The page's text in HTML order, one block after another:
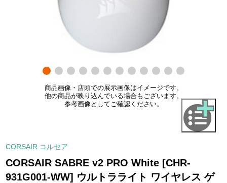
商品画像・店頭での展示画像はイメージです。
他の商品が映り込んでいる場合もございます。
参考画像としてご確認ください。
CORSAIR コルセア
CORSAIR SABRE v2 PRO White [CHR-
931G001-WW] ウルトラライト ワイヤレス ゲ